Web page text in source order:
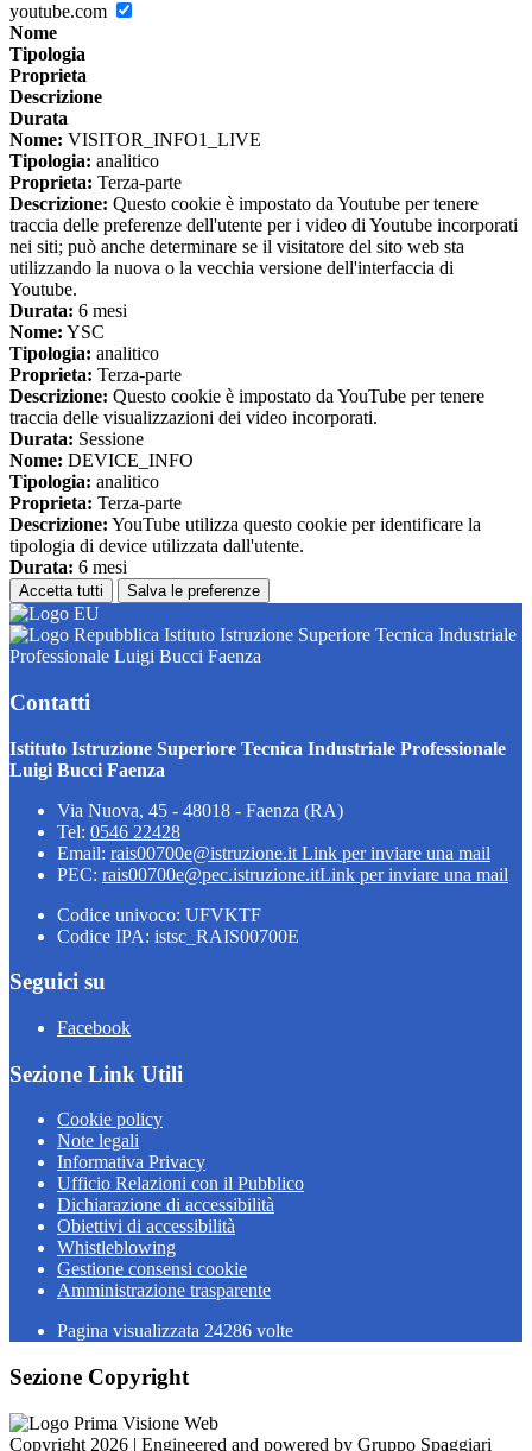
youtube.com
Nome
Tipologia
Proprieta
Descrizione
Durata
Nome: VISITOR_INFO1_LIVE
Tipologia: analitico
Proprieta: Terza-parte
Descrizione: Questo cookie è impostato da Youtube per tenere
traccia delle preferenze dell'utente per i video di Youtube incorporati
nei siti; può anche determinare se il visitatore del sito web sta
utilizzando la nuova o la vecchia versione dell'interfaccia di
Youtube.
Durata: 6 mesi
Nome: YSC
Tipologia: analitico
Proprieta: Terza-parte
Descrizione: Questo cookie è impostato da YouTube per tenere
traccia delle visualizzazioni dei video incorporati.
Durata: Sessione
Nome: DEVICE_INFO
Tipologia: analitico
Proprieta: Terza-parte
Descrizione: YouTube utilizza questo cookie per identificare la
tipologia di device utilizzata dall'utente.
Durata: 6 mesi
Accetta tutti Salva le preferenze
Istituto Istruzione Superiore Tecnica Industriale
Professionale Luigi Bucci Faenza
Contatti
Istituto Istruzione Superiore Tecnica Industriale Professionale
Luigi Bucci Faenza
Via Nuova, 45 - 48018 - Faenza (RA)
Tel: 0546 22428
Email: rais00700e@istruzione.it Link per inviare una mail
PEC: rais00700e@pec.istruzione.itLink per inviare una mail
Codice univoco: UFVKTF
Codice IPA: istsc_RAIS00700E
Seguici su
Facebook
Sezione Link Utili
Cookie policy
Note legali
Informativa Privacy
Ufficio Relazioni con il Pubblico
Dichiarazione di accessibilità
Obiettivi di accessibilità
Whistleblowing
Gestione consensi cookie
Amministrazione trasparente
Pagina visualizzata 24286 volte
Sezione Copyright
Copyright 2026 | Engineered and powered by Gruppo Spaggiari